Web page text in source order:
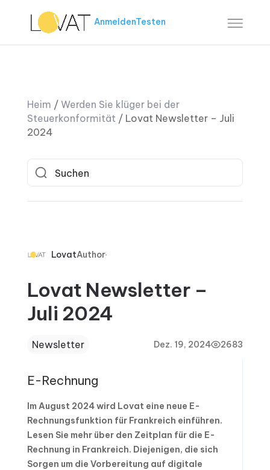
AnmeldenTesten
Heim / Werden Sie klüger bei der
Steuerkonformität/ Lovat Newsletter – Juli
2024
LovatAuthor
Lovat Newsletter –
Juli 2024
Newsletter Dez. 19, 2024 2683
E-Rechnung
Im August 2024 wird Lovat eine neue E-
Rechnungsfunktion für Frankreich einführen.
Lesen Sie mehr über den Zeitplan für die E-
Rechnung in Frankreich. Diejenigen, die sich
Sorgen um die Vorbereitung auf digitale